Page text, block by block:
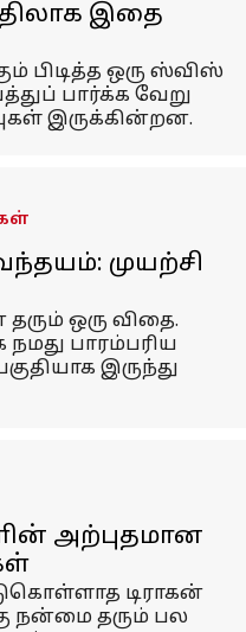
இதை
பிடித்த ஒரு ஸ்விஸ்
பார்க்க வேறு
இருக்கின்றன.
முயற்சி
ஒரு விதை.
பாரம்பரிய
இருந்து
அற்புதமான
டிராகன்
நன்மை தரும் பல